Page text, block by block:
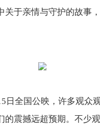
关于亲情与守护的故事
日全国公映，许多观众
的震撼远超预期。不少